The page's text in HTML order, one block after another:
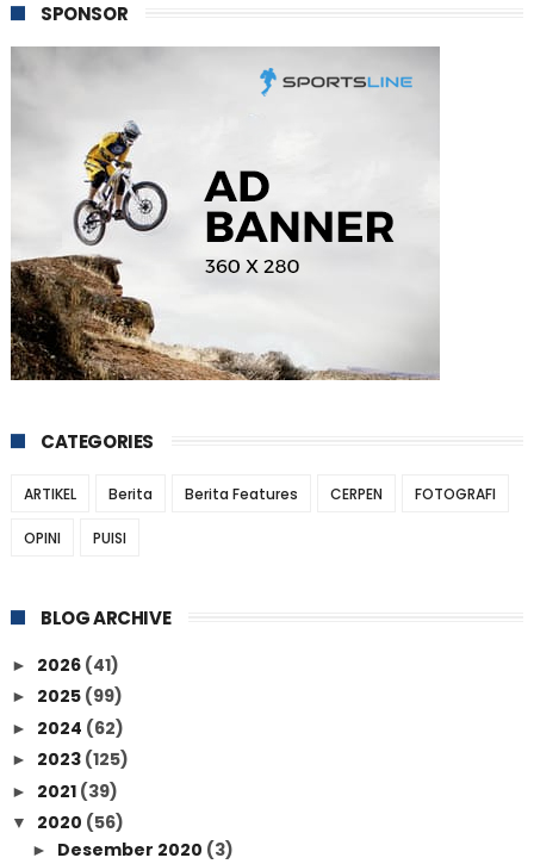
SPONSOR
CATEGORIES
ARTIKEL Berita Berita Features CERPEN FOTOGRAFI
OPINI PUISI
BLOG ARCHIVE
► 2026 (41)
► 2025 (99)
► 2024 (62)
► 2023 (125)
► 2021 (39)
▼ 2020 (56)
► Desember 2020 (3)